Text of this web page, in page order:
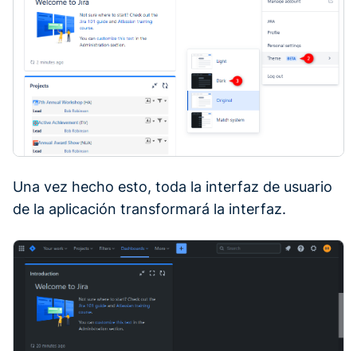
Una vez hecho esto, toda la interfaz de usuario
de la aplicación transformará la interfaz.